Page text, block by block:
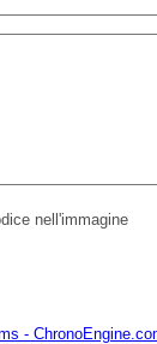
nell'immagine
-